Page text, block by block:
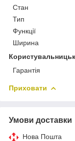
Стан
Тип
Функції
Ширина
Гарантія
Приховати
Умови доставки
Нова Пошта